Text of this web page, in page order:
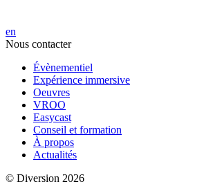
en
Nous contacter
Évènementiel
Expérience immersive
Oeuvres
VROO
Easycast
Conseil et formation
À propos
Actualités
© Diversion 2026